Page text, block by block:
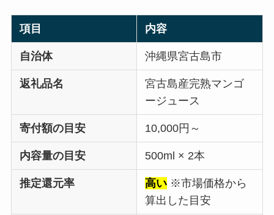
項目 内容
自治体 沖縄県宮古島市
返礼品名
宮古島産完熟マンゴ
ージュース
寄付額の目安 10,000円～
内容量の目安 500ml × 2本
推定還元率 高い ※市場価格から
算出した目安